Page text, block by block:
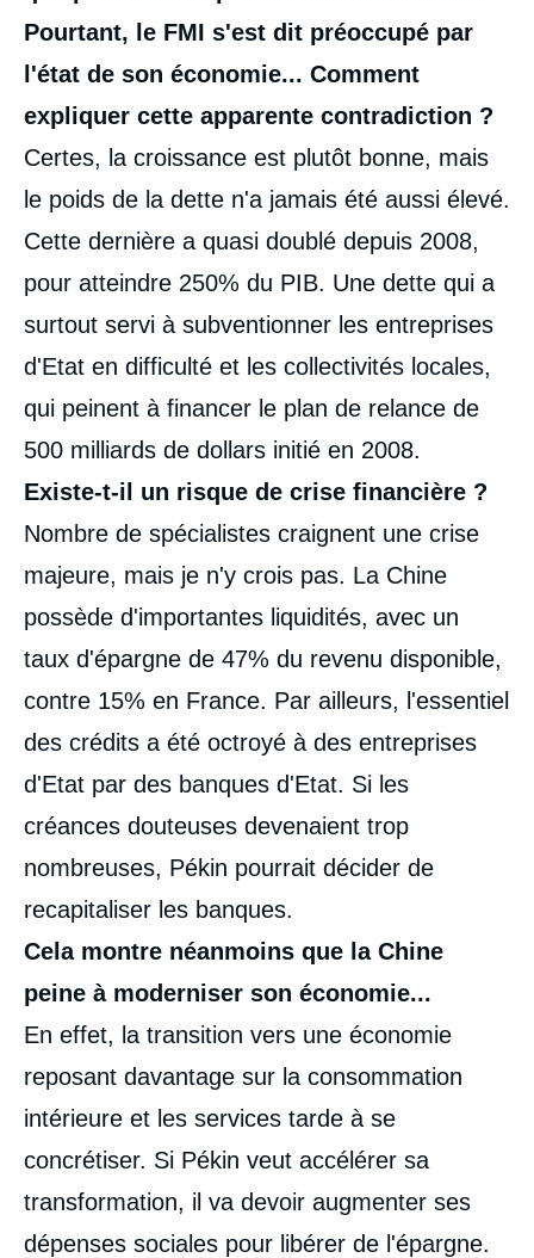
Pourtant, le FMI s'est dit préoccupé par
l'état de son économie... Comment
expliquer cette apparente contradiction ?
Certes, la croissance est plutôt bonne, mais
le poids de la dette n'a jamais été aussi élevé.
Cette dernière a quasi doublé depuis 2008,
pour atteindre 250% du PIB. Une dette qui a
surtout servi à subventionner les entreprises
d'Etat en difficulté et les collectivités locales,
qui peinent à financer le plan de relance de
500 milliards de dollars initié en 2008.
Existe-t-il un risque de crise financière ?
Nombre de spécialistes craignent une crise
majeure, mais je n'y crois pas. La Chine
possède d'importantes liquidités, avec un
taux d'épargne de 47% du revenu disponible,
contre 15% en France. Par ailleurs, l'essentiel
des crédits a été octroyé à des entreprises
d'Etat par des banques d'Etat. Si les
créances douteuses devenaient trop
nombreuses, Pékin pourrait décider de
recapitaliser les banques.
Cela montre néanmoins que la Chine
peine à moderniser son économie...
En effet, la transition vers une économie
reposant davantage sur la consommation
intérieure et les services tarde à se
concrétiser. Si Pékin veut accélérer sa
transformation, il va devoir augmenter ses
dépenses sociales pour libérer de l'épargne.